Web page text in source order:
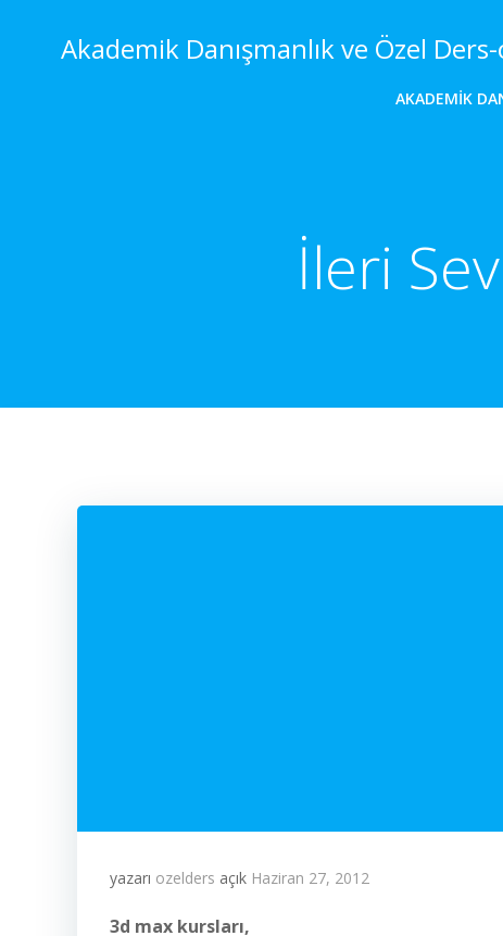
Akademik Danışmanlık ve Özel
AKADEMIK
İleri
yazarı ozelders açık Haziran 27, 2012
3d max kursları,